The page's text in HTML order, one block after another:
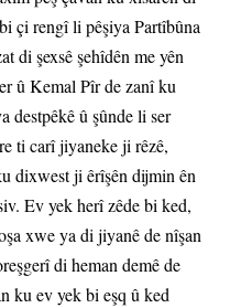
çi rengî li pêşiya Partîbûna
di şexsê şehîdên me yên
û Kemal Pîr de zanî ku
destpêkê û şûnde li ser
ti carî jiyaneke ji rêzê,
dixwest ji êrîşên dijmin ên
Ev yek herî zêde bi ked,
xwe ya di jiyanê de nîşan
di heman demê de
ku ev yek bi eşq û ked